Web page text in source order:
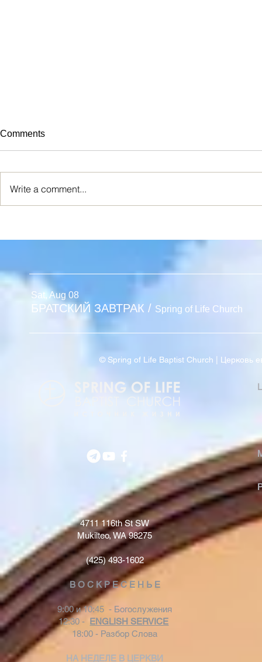
Comments
Write a comment...
Sat, Aug 08
БРАТСКИЙ ЗАВТРАК / Spring of Life Church
© Spring of Life Baptist Church | Церковь
4711 116th St SW
Mukilteo, WA 98275
(425) 493-1602
В О С К Р Е С Е Н Ь Е
9:00 и 10:45 - Богослужения
12:30 - ENGLISH SERVICE
18:00 - Разбор Слова
НА НЕДЕЛЕ В ЦЕРКВИ